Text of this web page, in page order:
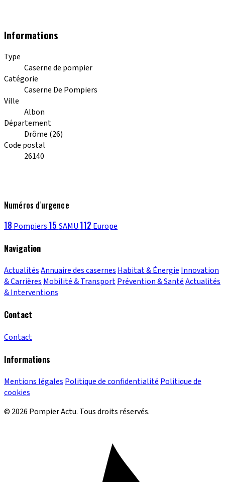
Informations
Type
Caserne de pompier
Catégorie
Caserne De Pompiers
Ville
Albon
Département
Drôme (26)
Code postal
26140
Numéros d'urgence
18 Pompiers 15 SAMU 112 Europe
Navigation
ActualitésAnnuaire des casernes Habitat & Énergie Innovation
& Carrières Mobilité & TransportPrévention & SantéActualités
& Interventions
Contact
Contact
Informations
Mentions légales Politique de confidentialité Politique de
cookies
© 2026 Pompier Actu. Tous droits réservés.